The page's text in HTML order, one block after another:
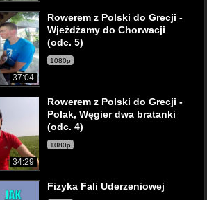
37:04
Rowerem z Polski do Grecji -
Wjeżdżamy do Chorwacji
(odc. 5)
1080p
34:29
Rowerem z Polski do Grecji -
Polak, Węgier dwa bratanki
(odc. 4)
1080p
Fizyka Fali Uderzeniowej